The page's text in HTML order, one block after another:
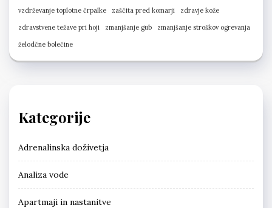
vzdrževanje toplotne črpalke
zaščita pred komarji
zdravje kože
zdravstvene težave pri hoji
zmanjšanje gub
zmanjšanje stroškov ogrevanja
želodčne bolečine
Kategorije
Adrenalinska doživetja
Analiza vode
Apartmaji in nastanitve